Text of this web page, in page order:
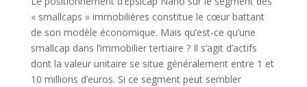
« smallcaps » immobilières constitue le cœur battant
de son modèle économique. Mais qu’est-ce qu’une
smallcap dans l’immobilier tertiaire ? Il s’agit d’actifs
dont la valeur unitaire se situe généralement entre 1 et
10 millions d’euros. Si ce segment peut sembler